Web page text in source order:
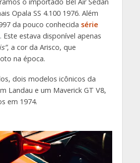
Opala SS 4.100 1976. Além
da pouco conhecida série
. Este estava disponível apenas
, a cor da Arisco, que
na época.
dois modelos icônicos da
Landau e um Maverick GT V8,
em 1974.